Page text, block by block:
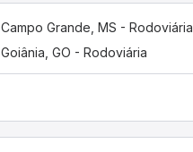
Campo Grande, MS - Rodoviária
Goiânia, GO - Rodoviária